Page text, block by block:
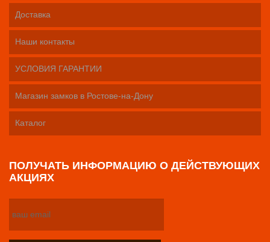
Доставка
Наши контакты
УСЛОВИЯ ГАРАНТИИ
Магазин замков в Ростове-на-Дону
Каталог
ПОЛУЧАТЬ ИНФОРМАЦИЮ О ДЕЙСТВУЮЩИХ
АКЦИЯХ